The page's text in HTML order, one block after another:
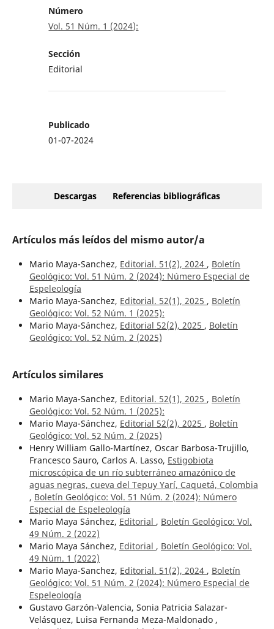
Número
Vol. 51 Núm. 1 (2024):
Sección
Editorial
Publicado
01-07-2024
Descargas Referencias bibliográficas
Artículos más leídos del mismo autor/a
Mario Maya-Sanchez, Editorial. 51(2), 2024 , Boletín
Geológico: Vol. 51 Núm. 2 (2024): Número Especial de
Espeleología
Mario Maya-Sanchez, Editorial. 52(1), 2025 , Boletín
Geológico: Vol. 52 Núm. 1 (2025):
Mario Maya-Sánchez, Editorial 52(2), 2025 , Boletín
Geológico: Vol. 52 Núm. 2 (2025)
Artículos similares
Mario Maya-Sanchez, Editorial. 52(1), 2025 , Boletín
Geológico: Vol. 52 Núm. 1 (2025):
Mario Maya-Sánchez, Editorial 52(2), 2025 , Boletín
Geológico: Vol. 52 Núm. 2 (2025)
Henry William Gallo-Martínez, Oscar Barbosa-Trujillo,
Francesco Sauro, Carlos A. Lasso, Estigobiota
microscópica de un río subterráneo amazónico de
aguas negras, cueva del Tepuy Yarí, Caquetá, Colombia
, Boletín Geológico: Vol. 51 Núm. 2 (2024): Número
Especial de Espeleología
Mario Maya Sánchez, Editorial , Boletín Geológico: Vol.
49 Núm. 2 (2022)
Mario Maya Sánchez, Editorial , Boletín Geológico: Vol.
49 Núm. 1 (2022)
Mario Maya-Sanchez, Editorial. 51(2), 2024 , Boletín
Geológico: Vol. 51 Núm. 2 (2024): Número Especial de
Espeleología
Gustavo Garzón-Valencia, Sonia Patricia Salazar-
Velásquez, Luisa Fernanda Meza-Maldonado ,